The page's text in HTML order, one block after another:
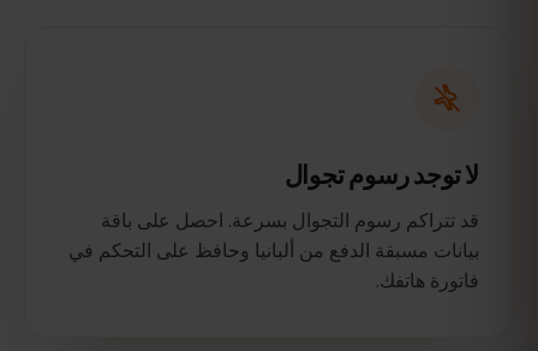
لا توجد رسوم تجوال
قد تتراكم رسوم التجوال بسرعة. احصل على باقة
بيانات مسبقة الدفع من ألبانيا وحافظ على التحكم في
فاتورة هاتفك.